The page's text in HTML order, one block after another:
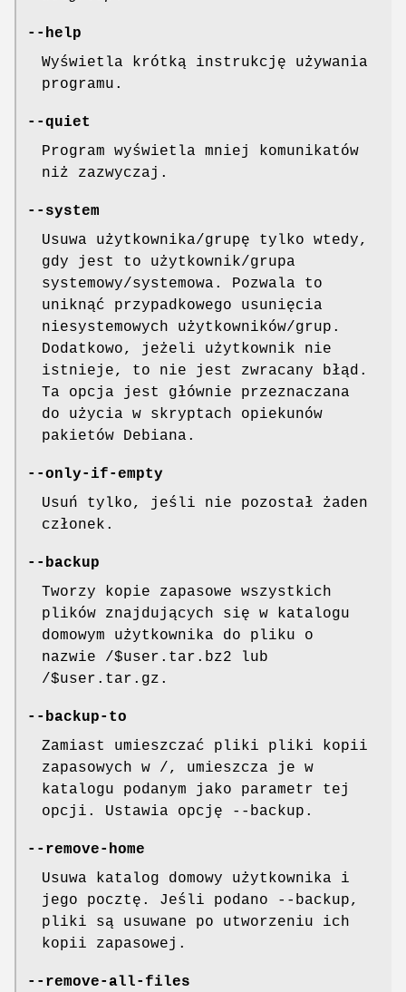
--help
Wyświetla krótką instrukcję używania
programu.
--quiet
Program wyświetla mniej komunikatów
niż zazwyczaj.
--system
Usuwa użytkownika/grupę tylko wtedy,
gdy jest to użytkownik/grupa
systemowy/systemowa. Pozwala to
uniknąć przypadkowego usunięcia
niesystemowych użytkowników/grup.
Dodatkowo, jeżeli użytkownik nie
istnieje, to nie jest zwracany błąd.
Ta opcja jest głównie przeznaczana
do użycia w skryptach opiekunów
pakietów Debiana.
--only-if-empty
Usuń tylko, jeśli nie pozostał żaden
członek.
--backup
Tworzy kopie zapasowe wszystkich
plików znajdujących się w katalogu
domowym użytkownika do pliku o
nazwie /$user.tar.bz2 lub
/$user.tar.gz.
--backup-to
Zamiast umieszczać pliki pliki kopii
zapasowych w /, umieszcza je w
katalogu podanym jako parametr tej
opcji. Ustawia opcję --backup.
--remove-home
Usuwa katalog domowy użytkownika i
jego pocztę. Jeśli podano --backup,
pliki są usuwane po utworzeniu ich
kopii zapasowej.
--remove-all-files